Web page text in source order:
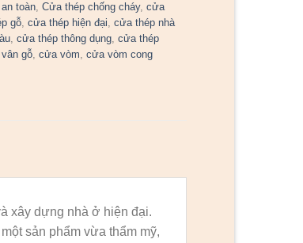
toàn,Cửa thép chống cháy,cửa
gỗ,cửa thép hiện đại,cửa thép nhà
,cửa thép thông dụng,cửa thép
gỗ,cửa vòm,cửa vòm cong
xây dựng nhà ở hiện đại.
sản phẩm vừa thẩm mỹ,